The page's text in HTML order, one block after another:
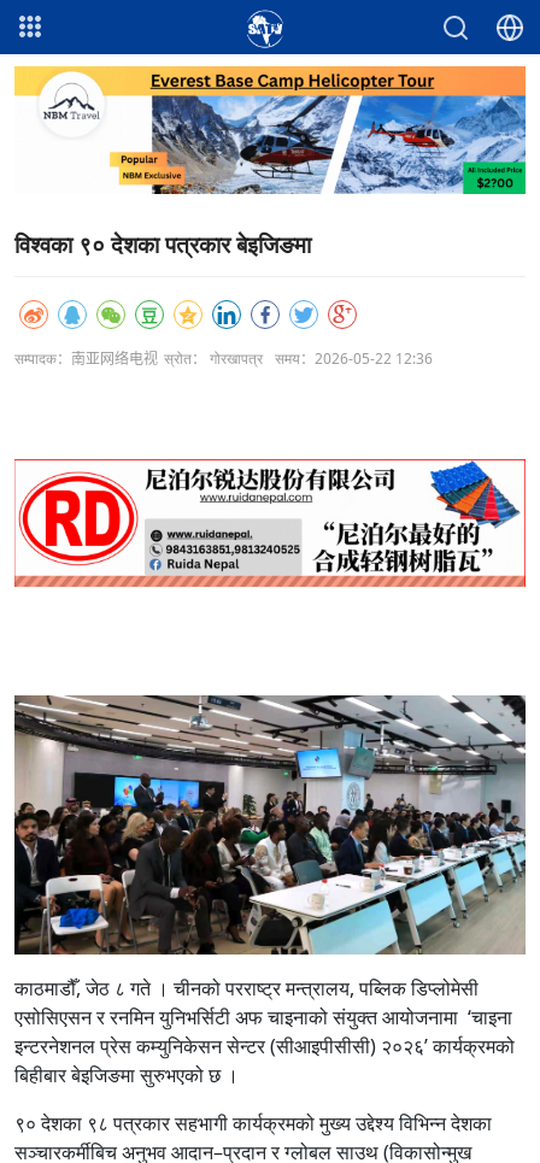
विश्वका ९० देशका पत्रकार बेइजिङमा
सम्पादक：南亚网络电视 स्रोत： गोरखापत्र समय：2026-05-22 12:36
काठमाडौँ, जेठ ८ गते । चीनको परराष्ट्र मन्त्रालय, पब्लिक डिप्लोमेसी
एसोसिएसन र रनमिन युनिभर्सिटी अफ चाइनाको संयुक्त आयोजनामा ‘चाइना
इन्टरनेशनल प्रेस कम्युनिकेसन सेन्टर (सीआइपीसीसी) २०२६’ कार्यक्रमको
बिहीबार बेइजिङमा सुरुभएको छ ।
९० देशका ९८ पत्रकार सहभागी कार्यक्रमको मुख्य उद्देश्य विभिन्न देशका
सञ्चारकर्मीबिच अनुभव आदान–प्रदान र ग्लोबल साउथ (विकासोन्मुख